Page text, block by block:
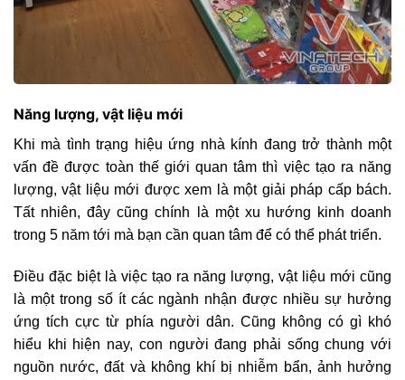
Năng lượng, vật liệu mới
Khi mà tình trạng hiệu ứng nhà kính đang trở thành một
vấn đề được toàn thế giới quan tâm thì việc tạo ra năng
lượng, vật liệu mới được xem là một giải pháp cấp bách.
Tất nhiên, đây cũng chính là một xu hướng kinh doanh
trong 5 năm tới mà bạn cần quan tâm để có thể phát triển.
Điều đặc biệt là việc tạo ra năng lượng, vật liệu mới cũng
là một trong số ít các ngành nhận được nhiều sự hưởng
ứng tích cực từ phía người dân. Cũng không có gì khó
hiểu khi hiện nay, con người đang phải sống chung với
nguồn nước, đất và không khí bị nhiễm bẩn, ảnh hưởng